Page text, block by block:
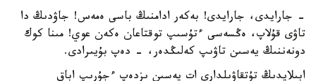
- جارايدى، جارايدى! بەكەر ادامنىڭ باسى ەمەس! جاۋدىڭ دا
تاۋى قۇلاپ، ەڭسەسى ءتۇسىپ توقتاعان ەكەن عوي! مىنا كوك
دونەننىڭ يەسىن تاۋىپ كەلىڭدەر، - دەپ بۇيىرادى.
ابىلايدىڭ تۇتقاۋىلدارى ات يەسىن ىزدەپ ءجۇرىپ اباق